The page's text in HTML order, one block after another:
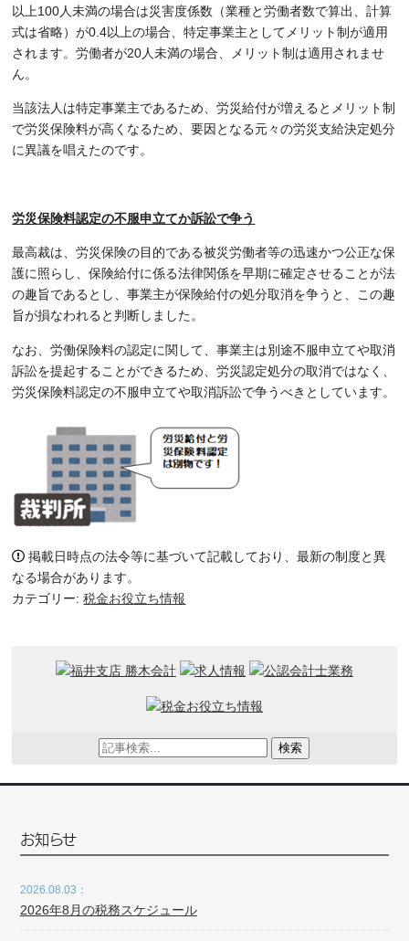
以上100人未満の場合は災害度係数（業種と労働者数で算出、計算
式は省略）が0.4以上の場合、特定事業主としてメリット制が適用
されます。労働者が20人未満の場合、メリット制は適用されませ
ん。
当該法人は特定事業主であるため、労災給付が増えるとメリット制
で労災保険料が高くなるため、要因となる元々の労災支給決定処分
に異議を唱えたのです。
労災保険料認定の不服申立てか訴訟で争う
最高裁は、労災保険の目的である被災労働者等の迅速かつ公正な保
護に照らし、保険給付に係る法律関係を早期に確定させることが法
の趣旨であるとし、事業主が保険給付の処分取消を争うと、この趣
旨が損なわれると判断しました。
なお、労働保険料の認定に関して、事業主は別途不服申立てや取消
訴訟を提起することができるため、労災認定処分の取消ではなく、
労災保険料認定の不服申立てや取消訴訟で争うべきとしています。
掲載日時点の法令等に基づいて記載しており、最新の制度と異
なる場合があります。
カテゴリー:税金お役立ち情報
検索
お知らせ
2026.08.03：
2026年8月の税務スケジュール